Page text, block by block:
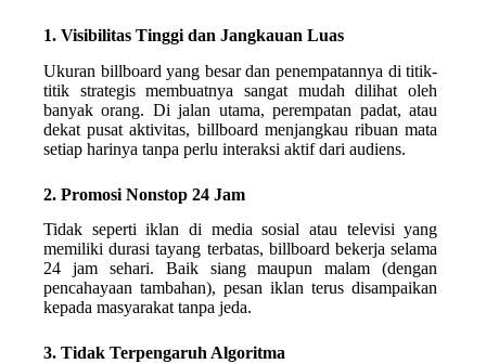
1. Visibilitas Tinggi dan Jangkauan Luas
Ukuran billboard yang besar dan penempatannya di titik-
titik strategis membuatnya sangat mudah dilihat oleh
banyak orang. Di jalan utama, perempatan padat, atau
dekat pusat aktivitas, billboard menjangkau ribuan mata
setiap harinya tanpa perlu interaksi aktif dari audiens.
2. Promosi Nonstop 24 Jam
Tidak seperti iklan di media sosial atau televisi yang
memiliki durasi tayang terbatas, billboard bekerja selama
24 jam sehari. Baik siang maupun malam (dengan
pencahayaan tambahan), pesan iklan terus disampaikan
kepada masyarakat tanpa jeda.
3. Tidak Terpengaruh Algoritma